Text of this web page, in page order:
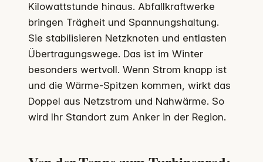
Kilowattstunde hinaus. Abfallkraftwerke
bringen Trägheit und Spannungshaltung.
Sie stabilisieren Netzknoten und entlasten
Übertragungswege. Das ist im Winter
besonders wertvoll. Wenn Strom knapp ist
und die Wärme-Spitzen kommen, wirkt das
Doppel aus Netzstrom und Nahwärme. So
wird Ihr Standort zum Anker in der Region.